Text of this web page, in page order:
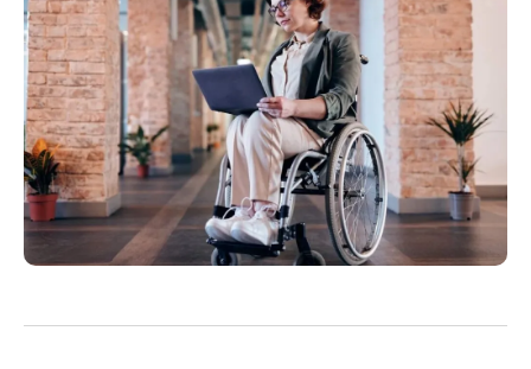
Podnikateľský servis
Spýtajte sa nás